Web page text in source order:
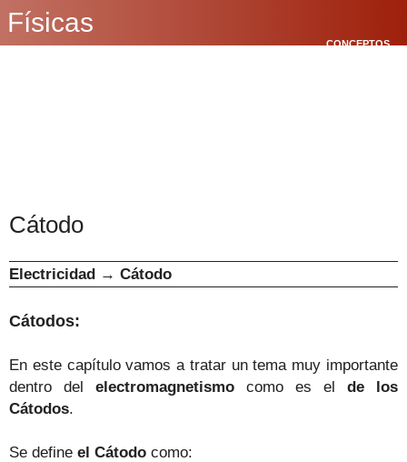
Físicas
CONCEPTOS
Cátodo
Electricidad → Cátodo
Cátodos:
En este capítulo vamos a tratar un tema muy importante
dentro del electromagnetismo como es el de los
Cátodos.
Se define el Cátodo como: